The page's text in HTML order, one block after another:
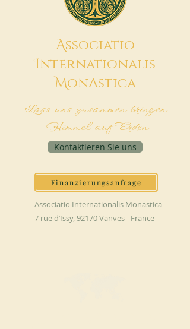
Associatio
Internationalis
MonAstica
Lass uns zusammen bringen
Himmel auf Erden
Kontaktieren Sie uns
Finanzierungsanfrage
Associatio Internationalis Monastica
7 rue d’Issy, 92170 Vanves - France